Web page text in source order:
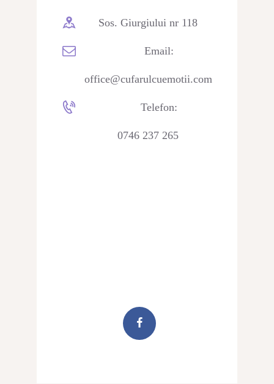
Sos. Giurgiului nr 118
Email:
office@cufarulcuemotii.com
Telefon:
0746 237 265